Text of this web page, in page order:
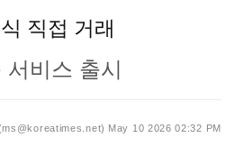
직접 거래
비스 출시
May 10 2026 02:32 PM